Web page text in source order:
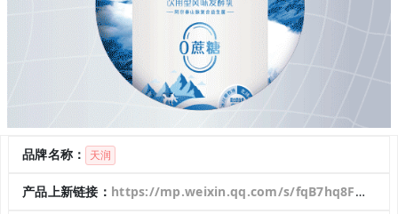
品牌名称： 天润
产品上新链接： https://mp.weixin.qq.com/s/fqB7hq8Fm_rSYdXs6KrY9A